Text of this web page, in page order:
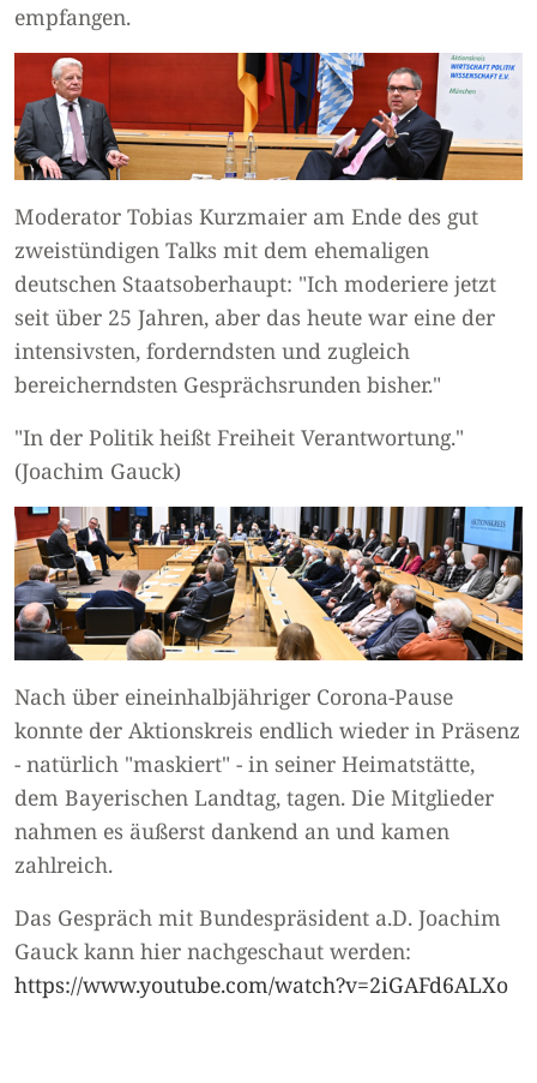
empfangen.
Moderator Tobias Kurzmaier am Ende des gut
zweistündigen Talks mit dem ehemaligen
deutschen Staatsoberhaupt: "Ich moderiere jetzt
seit über 25 Jahren, aber das heute war eine der
intensivsten, forderndsten und zugleich
bereicherndsten Gesprächsrunden bisher."
"In der Politik heißt Freiheit Verantwortung."
(Joachim Gauck)
Nach über eineinhalbjähriger Corona-Pause
konnte der Aktionskreis endlich wieder in Präsenz
- natürlich "maskiert" - in seiner Heimatstätte,
dem Bayerischen Landtag, tagen. Die Mitglieder
nahmen es äußerst dankend an und kamen
zahlreich.
Das Gespräch mit Bundespräsident a.D. Joachim
Gauck kann hier nachgeschaut werden:
https://www.youtube.com/watch?v=2iGAFd6ALXo